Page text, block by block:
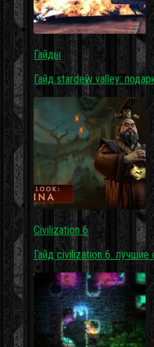
Гайды
Гайд stardew valley:
Civilization 6
Гайд civilization 6.